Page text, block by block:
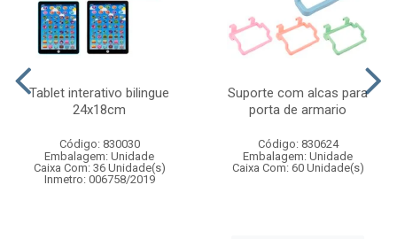
Tablet interativo bilingue
24x18cm
Código: 830030
Embalagem: Unidade
Caixa Com: 36 Unidade(s)
Inmetro: 006758/2019
Suporte com alcas para
porta de armario
Código: 830624
Embalagem: Unidade
Caixa Com: 60 Unidade(s)